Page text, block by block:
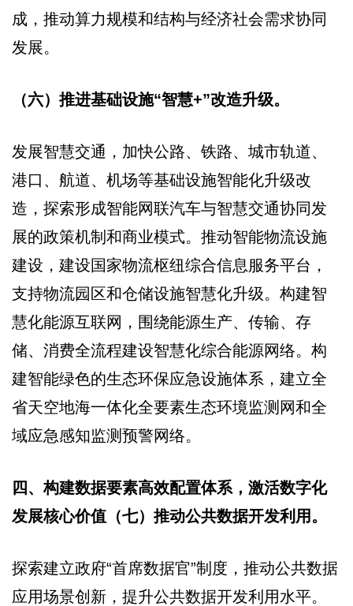
成，推动算力规模和结构与经济社会需求协同
发展。
（六）推进基础设施“智慧+”改造升级。
发展智慧交通，加快公路、铁路、城市轨道、
港口、航道、机场等基础设施智能化升级改
造，探索形成智能网联汽车与智慧交通协同发
展的政策机制和商业模式。推动智能物流设施
建设，建设国家物流枢纽综合信息服务平台，
支持物流园区和仓储设施智慧化升级。构建智
慧化能源互联网，围绕能源生产、传输、存
储、消费全流程建设智慧化综合能源网络。构
建智能绿色的生态环保应急设施体系，建立全
省天空地海一体化全要素生态环境监测网和全
域应急感知监测预警网络。
四、构建数据要素高效配置体系，激活数字化
发展核心价值（七）推动公共数据开发利用。
探索建立政府“首席数据官”制度，推动公共数据
应用场景创新，提升公共数据开发利用水平。